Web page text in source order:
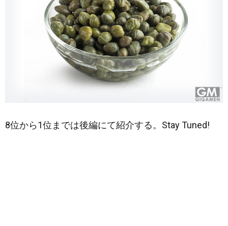
8位から1位までは後編にて紹介する。Stay Tuned!